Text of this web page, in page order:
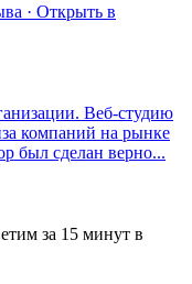
· Открыть в
Веб-студию
компаний на рынке
был сделан верно...
за 15 минут в